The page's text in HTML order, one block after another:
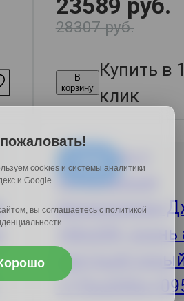
23589 руб.
28307 руб.
В
корзину
Купить в 1
клик
-16%
cookies и системы аналитики
и Google.
вы соглашаетесь с политикой